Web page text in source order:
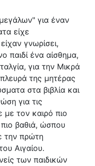
για έναν
είχε
γνωρίσει,
παιδί ένα αίσθημα,
για την Μικρά
της μητέρας
στα βιβλία και
για τις
με τον καιρό πιο
βαθιά, ώσπου
την πρώτη
Αιγαίου.
των παιδικών